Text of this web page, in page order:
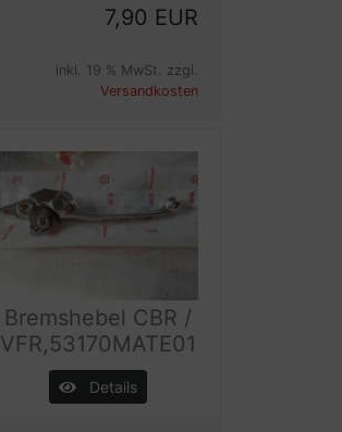
7,90 EUR
inkl. 19 % MwSt. zzgl.
Versandkosten
Bremshebel CBR /
VFR,53170MATE01
Details